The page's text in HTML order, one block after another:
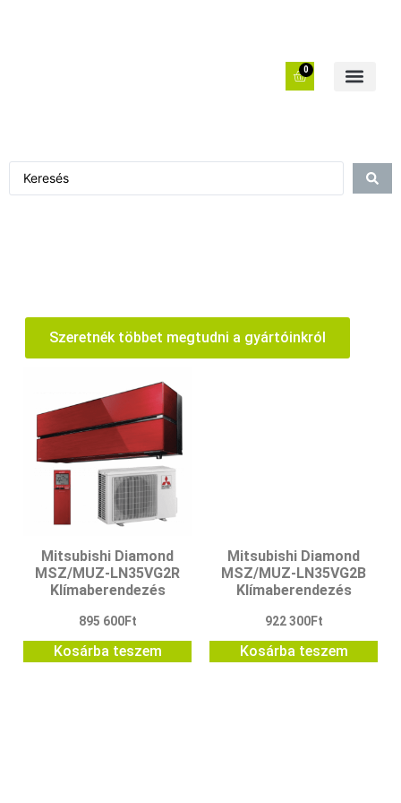
0
Szeretnék többet megtudni a gyártóinkról
Mitsubishi Diamond
MSZ/MUZ-LN35VG2R
Klímaberendezés
895 600Ft
Kosárba teszem
Mitsubishi Diamond
MSZ/MUZ-LN35VG2B
Klímaberendezés
922 300Ft
Kosárba teszem